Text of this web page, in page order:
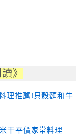
》
理推薦!貝殼麵和牛
干平價家常料理